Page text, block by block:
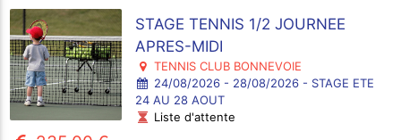
STAGE TENNIS 1/2 JOURNEE
APRES-MIDI
TENNIS CLUB BONNEVOIE
24/08/2026 - 28/08/2026 - STAGE ETE
24 AU 28 AOUT
Liste d'attente